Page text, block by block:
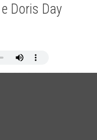
Doris Day